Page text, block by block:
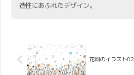
造性にあふれたデザイン。
花畑のイラスト02